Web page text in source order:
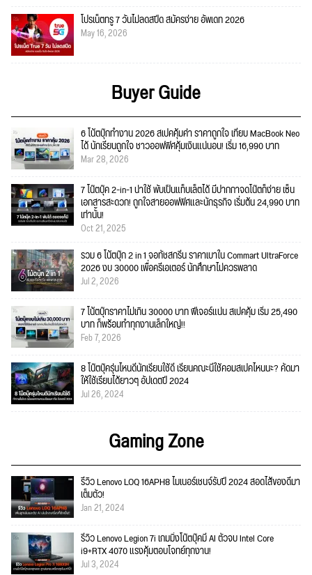
โปรเน็ตทรู 7 วันไม่ลดสปีด สมัครง่าย อัพเดท 2026
May 16, 2026
Buyer Guide
6 โน้ตบุ๊กทำงาน 2026 สเปคคุ้มค่า ราคาถูกใจ เทียบ MacBook Neo
ได้ นักเรียนถูกใจ ชาวออฟฟิศคุ้มเงินแน่นอน! เริ่ม 16,990 บาท
Mar 28, 2026
7 โน๊ตบุ๊ค 2-in-1 น่าใช้ พับเป็นแท็บเล็ตได้ มีปากกาจดโน๊ตก็ง่าย เซ็น
เอกสารสะดวก! ถูกใจสายออฟฟิศและนักธุรกิจ เริ่มต้น 24,990 บาท
เท่านั้น!
Oct 21, 2025
รวม 6 โน้ตบุ๊ก 2 in 1 จอทัชสกรีน ราคาเบาใน Commart UltraForce
2026 งบ 30000 เพื่อครีเอเตอร์ นักศึกษาไม่ควรพลาด
Jul 2, 2026
7 โน้ตบุ๊กราคาไม่เกิน 30000 บาท ฟีเจอร์แน่น สเปคคุ้ม เริ่ม 25,490
บาท ก็พร้อมทำทุกงานเล็กใหญ่!!
Feb 7, 2026
8 โน๊ตบุ๊ครุ่นไหนดีนักเรียนใช้ดี เรียนคณะนี้ใช้คอมสเปคไหนนะ? คัดมา
ให้ใช้เรียนได้ยาวๆ อัปเดตปี 2024
Jul 26, 2024
Gaming Zone
รีวิว Lenovo LOQ 16APH8 ไมเนอร์เชนจ์รับปี 2024 สอดไส้ของดีมา
เต็มตัว!
Jan 21, 2024
รีวิว Lenovo Legion 7i เกมมิ่งโน๊ตบุ๊คมี AI ตัวจบ Intel Core
i9+RTX 4070 แรงคุ้มตอบโจทย์ทุกงาน!
Jul 3, 2024